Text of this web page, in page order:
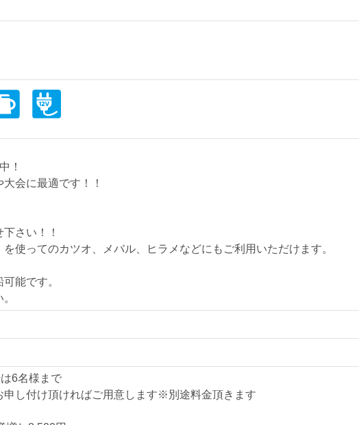
！
会に最適です！！
さい！！
使ってのカツオ、メバル、ヒラメなどにもご利用いただけます。
能です。
6名様まで
し付け頂ければご用意します※別途料金頂きます